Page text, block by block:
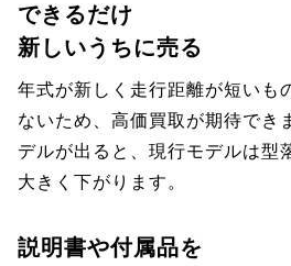
できるだけ
新しいうちに売る
年式が新しく走行距離が短いも
ないため、高価買取が期待でき
デルが出ると、現行モデルは型
大きく下がります。
説明書や付属品を